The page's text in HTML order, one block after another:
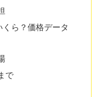
くら？価格データ
で